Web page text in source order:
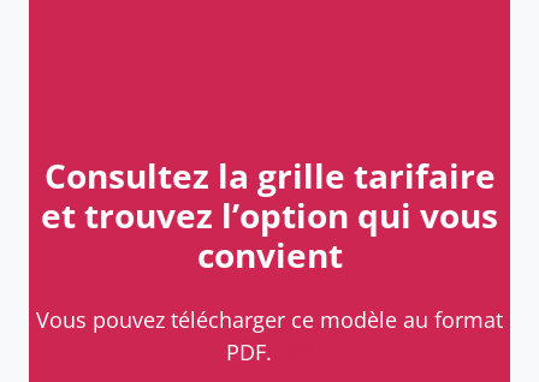
Consultez la grille tarifaire
et trouvez l’option qui vous
convient
Vous pouvez télécharger ce modèle au format
PDF.